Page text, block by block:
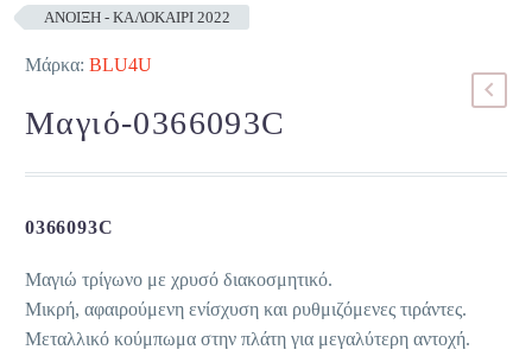
ΑΝΟΙΞΗ - ΚΑΛΟΚΑΙΡΙ 2022
Μάρκα: BLU4U
Μαγιό-0366093C
0366093C
Μαγιώ τρίγωνο με χρυσό διακοσμητικό.
Μικρή, αφαιρούμενη ενίσχυση και ρυθμιζόμενες τιράντες.
Μεταλλικό κούμπωμα στην πλάτη για μεγαλύτερη αντοχή.